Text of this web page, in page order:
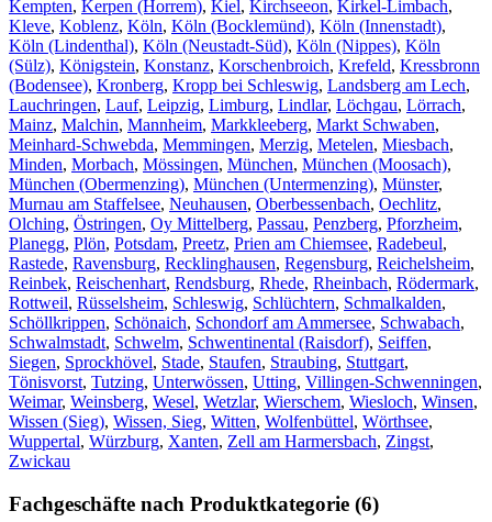
Kempten, Kerpen (Horrem), Kiel, Kirchseeon, Kirkel-Limbach,
Kleve, Koblenz, Köln, Köln (Bocklemünd), Köln (Innenstadt),
Köln (Lindenthal), Köln (Neustadt-Süd), Köln (Nippes), Köln
(Sülz), Königstein, Konstanz, Korschenbroich, Krefeld, Kressbronn
(Bodensee), Kronberg, Kropp bei Schleswig, Landsberg am Lech,
Lauchringen, Lauf, Leipzig, Limburg, Lindlar, Löchgau, Lörrach,
Mainz, Malchin, Mannheim, Markkleeberg, Markt Schwaben,
Meinhard-Schwebda, Memmingen, Merzig, Metelen, Miesbach,
Minden, Morbach, Mössingen, München, München (Moosach),
München (Obermenzing), München (Untermenzing), Münster,
Murnau am Staffelsee, Neuhausen, Oberbessenbach, Oechlitz,
Olching, Östringen, Oy Mittelberg, Passau, Penzberg, Pforzheim,
Planegg, Plön, Potsdam, Preetz, Prien am Chiemsee, Radebeul,
Rastede, Ravensburg, Recklinghausen, Regensburg, Reichelsheim,
Reinbek, Reischenhart, Rendsburg, Rhede, Rheinbach, Rödermark,
Rottweil, Rüsselsheim, Schleswig, Schlüchtern, Schmalkalden,
Schöllkrippen, Schönaich, Schondorf am Ammersee, Schwabach,
Schwalmstadt, Schwelm, Schwentinental (Raisdorf), Seiffen,
Siegen, Sprockhövel, Stade, Staufen, Straubing, Stuttgart,
Tönisvorst, Tutzing, Unterwössen, Utting, Villingen-Schwenningen,
Weimar, Weinsberg, Wesel, Wetzlar, Wierschem, Wiesloch, Winsen,
Wissen (Sieg), Wissen, Sieg, Witten, Wolfenbüttel, Wörthsee,
Wuppertal, Würzburg, Xanten, Zell am Harmersbach, Zingst,
Zwickau
Fachgeschäfte nach Produktkategorie (6)